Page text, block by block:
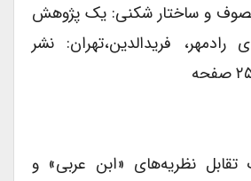
یان،۱۳۹۰،تصوف و ساختار شکنی: یک پژوهش
فریدالدین،تهران: نشر
نظریه‌های «ابن عربی» و